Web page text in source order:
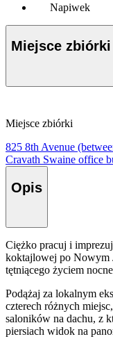
Napiwek
Miejsce zbiórki
Miejsce zbiórki
825 8th Avenue
Cravath Swaine office
Opis
Ciężko pracuj i
koktajlowej po Nowym
tętniącego życiem
Podążaj za lokalnym
czterech różnych
saloników na dachu, z
piersiach widok na